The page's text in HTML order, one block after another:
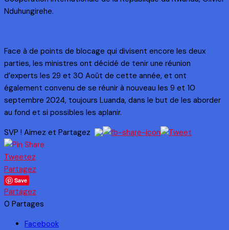
Nduhungirehe.
Face à de points de blocage qui divisent encore les deux
parties, les ministres ont décidé de tenir une réunion
d’experts les 29 et 30 Août de cette année, et ont
également convenu de se réunir à nouveau les 9 et 10
septembre 2024, toujours Luanda, dans le but de les aborder
au fond et si possibles les aplanir.
SVP ! Aimez et Partagez
Tweetez
Partagez
Save
Partagez
0 Partages
Facebook